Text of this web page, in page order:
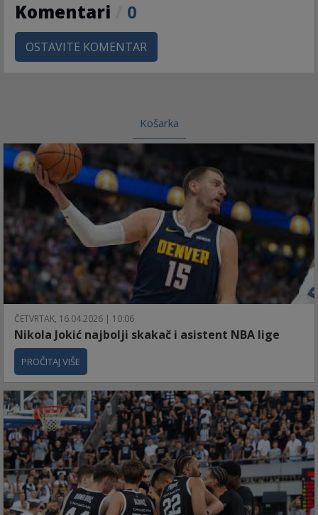
Komentari 0
OSTAVITE KOMENTAR
Košarka
ČETVRTAK, 16.04.2026 | 10:06
Nikola Jokić najbolji skakač i asistent NBA lige
PROČITAJ VIŠE